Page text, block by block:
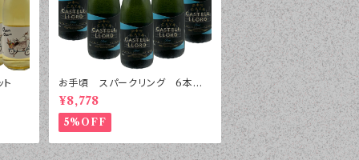
お手頃 スパークリング 6本セッ
ト
¥8,778
5%OFF